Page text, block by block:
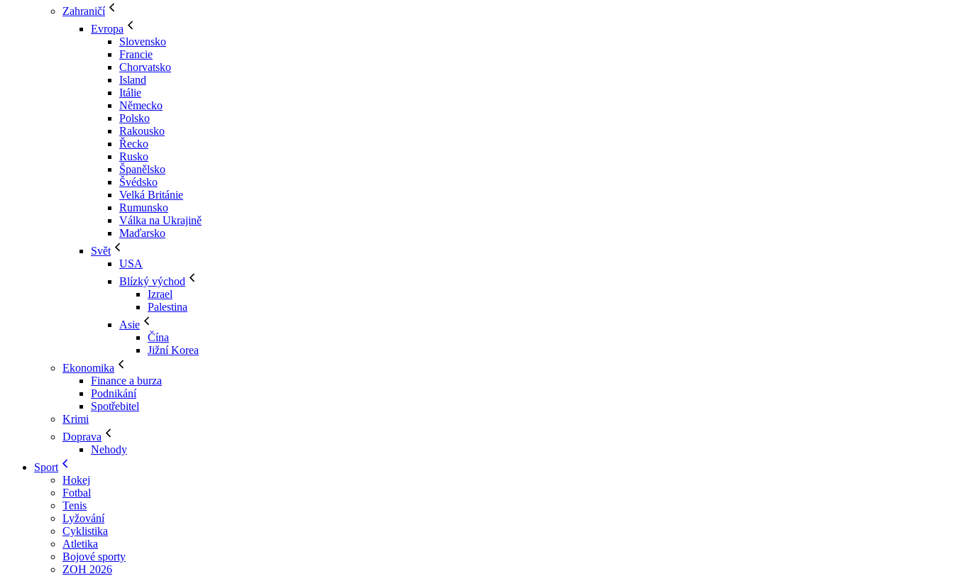
Zahraničí
Evropa
Slovensko
Francie
Chorvatsko
Island
Itálie
Německo
Polsko
Rakousko
Řecko
Rusko
Španělsko
Švédsko
Velká Británie
Rumunsko
Válka na Ukrajině
Maďarsko
Svět
USA
Blízký východ
Izrael
Palestina
Asie
Čína
Jižní Korea
Ekonomika
Finance a burza
Podnikání
Spotřebitel
Krimi
Doprava
Nehody
Sport
Hokej
Fotbal
Tenis
Lyžování
Cyklistika
Atletika
Bojové sporty
ZOH 2026